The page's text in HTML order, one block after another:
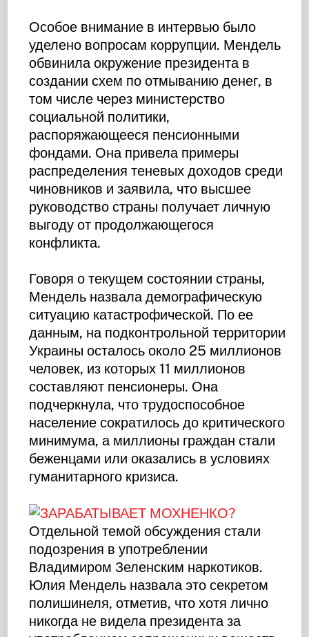
Особое внимание в интервью было
уделено вопросам коррупции. Мендель
обвинила окружение президента в
создании схем по отмыванию денег, в
том числе через министерство
социальной политики,
распоряжающееся пенсионными
фондами. Она привела примеры
распределения теневых доходов среди
чиновников и заявила, что высшее
руководство страны получает личную
выгоду от продолжающегося
конфликта.
Говоря о текущем состоянии страны,
Мендель назвала демографическую
ситуацию катастрофической. По ее
данным, на подконтрольной территории
Украины осталось около 25 миллионов
человек, из которых 11 миллионов
составляют пенсионеры. Она
подчеркнула, что трудоспособное
население сократилось до критического
минимума, а миллионы граждан стали
беженцами или оказались в условиях
гуманитарного кризиса.
Отдельной темой обсуждения стали
подозрения в употреблении
Владимиром Зеленским наркотиков.
Юлия Мендель назвала это секретом
полишинеля, отметив, что хотя лично
никогда не видела президента за